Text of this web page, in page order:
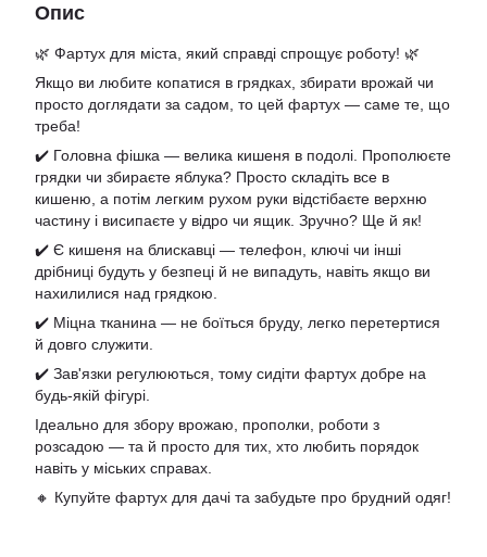
Опис
🌿 Фартух для міста, який справді спрощує роботу! 🌿
Якщо ви любите копатися в грядках, збирати врожай чи
просто доглядати за садом, то цей фартух — саме те, що
треба!
✔️ Головна фішка — велика кишеня в подолі. Прополюєте
грядки чи збираєте яблука? Просто складіть все в
кишеню, а потім легким рухом руки відстібаєте верхню
частину і висипаєте у відро чи ящик. Зручно? Ще й як!
✔️ Є кишеня на блискавці — телефон, ключі чи інші
дрібниці будуть у безпеці й не випадуть, навіть якщо ви
нахилилися над грядкою.
✔️ Міцна тканина — не боїться бруду, легко перетертися
й довго служити.
✔️ Зав'язки регулюються, тому сидіти фартух добре на
будь-якій фігурі.
Ідеально для збору врожаю, прополки, роботи з
розсадою — та й просто для тих, хто любить порядок
навіть у міських справах.
🔸 Купуйте фартух для дачі та забудьте про брудний одяг!